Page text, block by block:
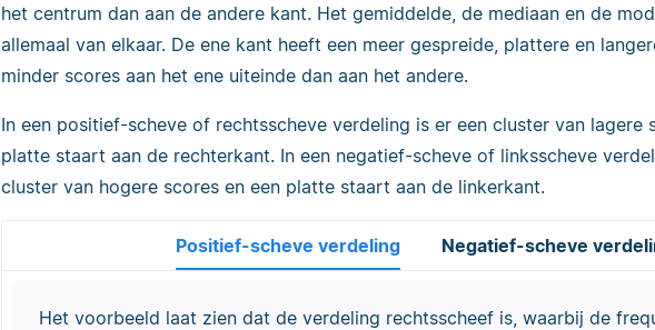
het centrum dan aan de andere kant. Het gemiddelde, de mediaan en de
allemaal van elkaar. De ene kant heeft een meer gespreide, plattere en
minder scores aan het ene uiteinde dan aan het andere.
In een positief-scheve of rechtsscheve verdeling is er een cluster van lagere
platte staart aan de rechterkant. In een negatief-scheve of linksscheve
cluster van hogere scores en een platte staart aan de linkerkant.
Positief-scheve verdeling Negatief-scheve
Het voorbeeld laat zien dat de verdeling rechtsscheef is, waarbij de